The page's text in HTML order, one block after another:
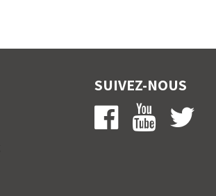
SUIVEZ-NOUS